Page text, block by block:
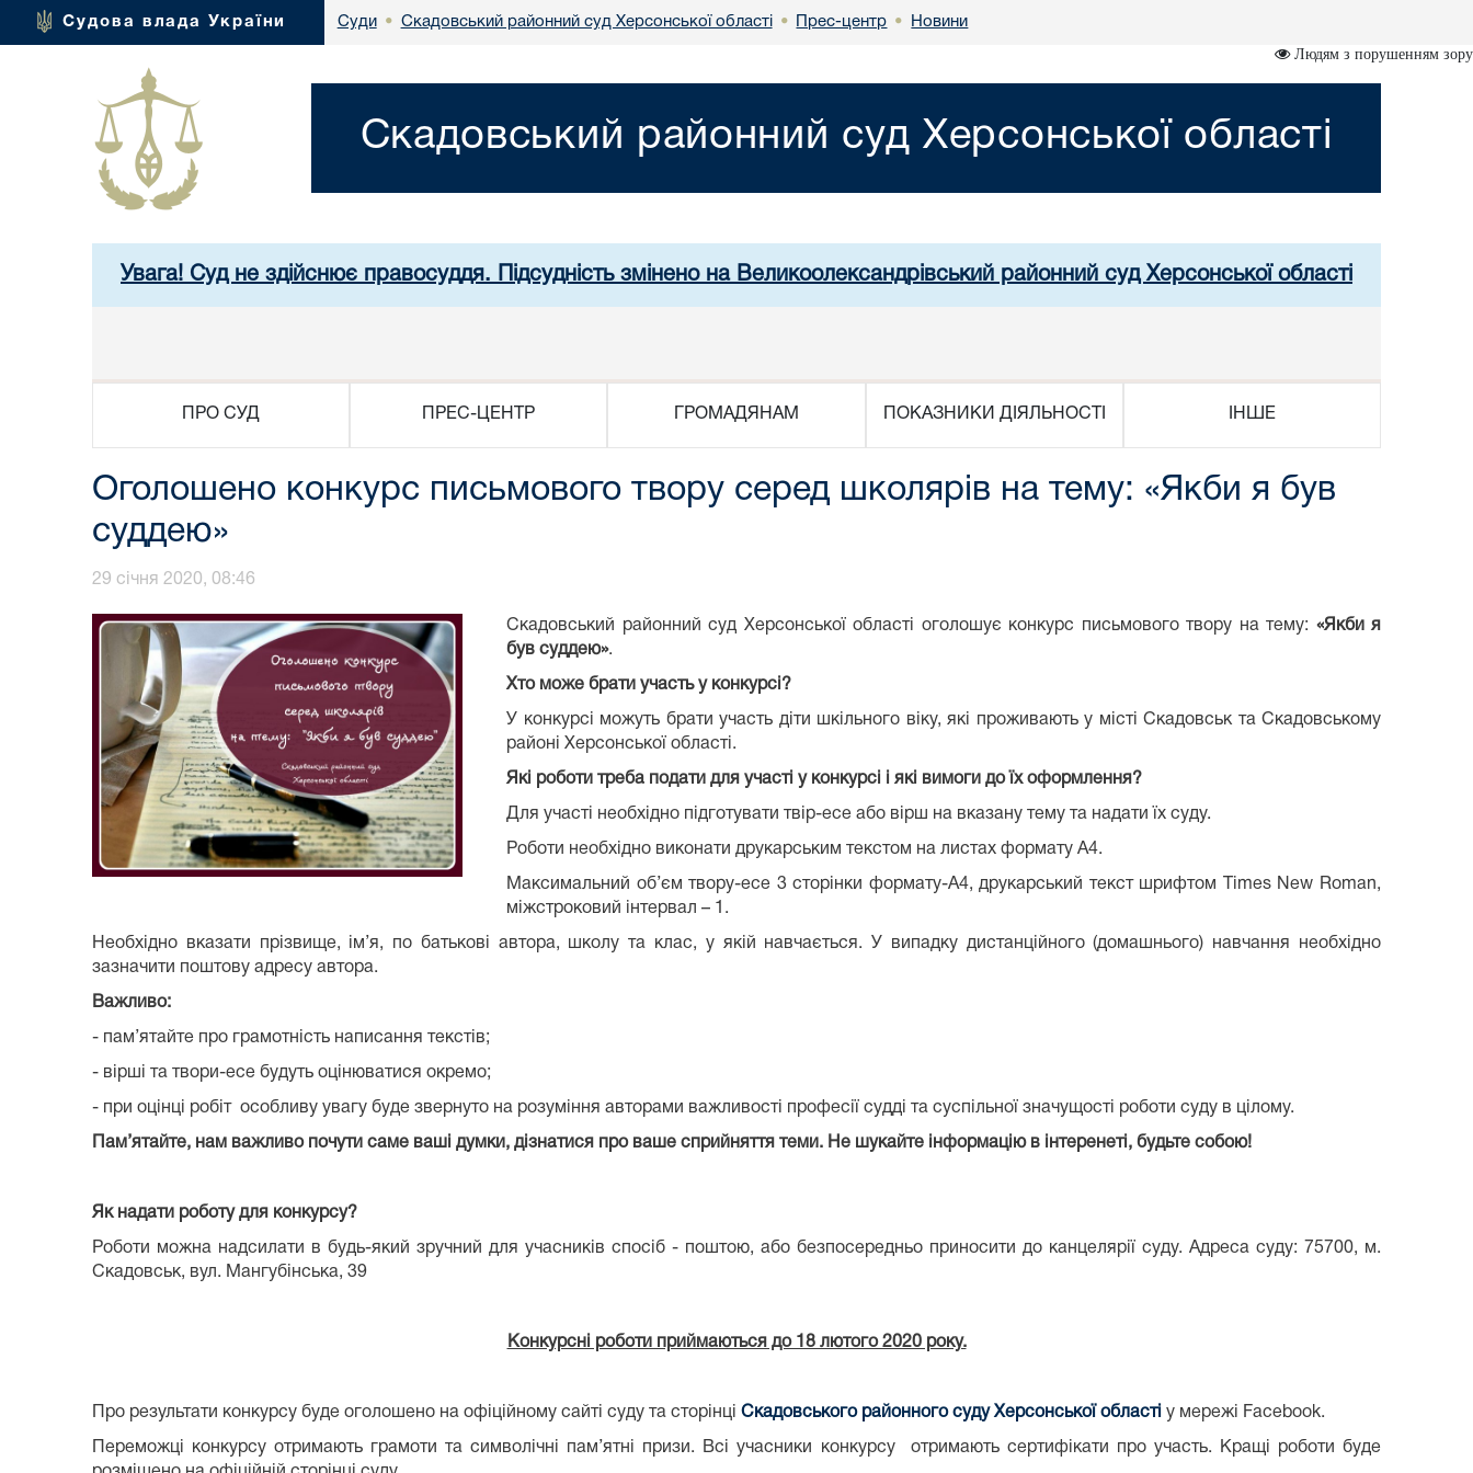
Судова влада України Суди • Скадовський районний суд Херсонської області • Прес-центр • Новини
Людям з порушенням зору
Скадовський районний суд Херсонської області
Увага! Суд не здійснює правосуддя. Підсудність змінено на Великоолександрівський районний суд Херсонської області
ПРО СУД ПРЕС-ЦЕНТР ГРОМАДЯНАМ ПОКАЗНИКИ ДІЯЛЬНОСТІ ІНШЕ
Оголошено конкурс письмового твору серед школярів на тему: «Якби я був
суддею»
29 січня 2020, 08:46
Скадовський районний суд Херсонської області оголошує конкурс письмового твору на тему: «Якби я
був суддею».
Хто може брати участь у конкурсі?
У конкурсі можуть брати участь діти шкільного віку, які проживають у місті Скадовськ та Скадовському
районі Херсонської області.
Які роботи треба подати для участі у конкурсі і які вимоги до їх оформлення?
Для участі необхідно підготувати твір-есе або вірш на вказану тему та надати їх суду.
Роботи необхідно виконати друкарським текстом на листах формату А4.
Максимальний об’єм твору-есе 3 сторінки формату-А4, друкарський текст шрифтом Times New Roman,
міжстроковий інтервал – 1.
Необхідно вказати прізвище, ім’я, по батькові автора, школу та клас, у якій навчається. У випадку дистанційного (домашнього) навчання необхідно
зазначити поштову адресу автора.
Важливо:
- пам’ятайте про грамотність написання текстів;
- вірші та твори-есе будуть оцінюватися окремо;
- при оцінці робіт особливу увагу буде звернуто на розуміння авторами важливості професії судді та суспільної значущості роботи суду в цілому.
Пам’ятайте, нам важливо почути саме ваші думки, дізнатися про ваше сприйняття теми. Не шукайте інформацію в інтеренеті, будьте собою!
Як надати роботу для конкурсу?
Роботи можна надсилати в будь-який зручний для учасників спосіб - поштою, або безпосередньо приносити до канцелярії суду. Адреса суду: 75700, м.
Скадовськ, вул. Мангубінська, 39
Конкурсні роботи приймаються до 18 лютого 2020 року.
Про результати конкурсу буде оголошено на офіційному сайті суду та сторінці Скадовського районного суду Херсонської області у мережі Facebook.
Переможці конкурсу отримають грамоти та символічні пам’ятні призи. Всі учасники конкурсу отримають сертифікати про участь. Кращі роботи буде